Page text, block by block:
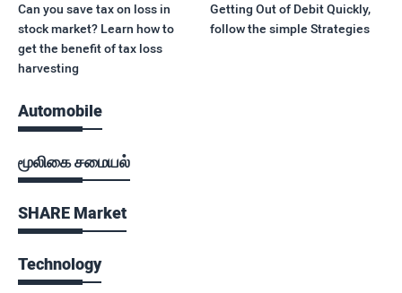
Can you save tax on loss in
stock market? Learn how to
get the benefit of tax loss
harvesting
Getting Out of Debit Quickly,
follow the simple Strategies
Automobile
மூலிகை சமையல்
SHARE Market
Technology